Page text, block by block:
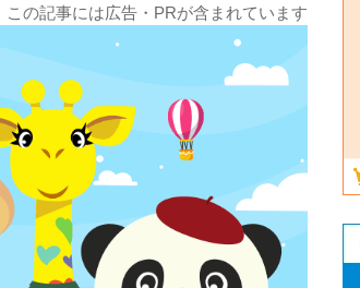
の記事には広告・PRが含まれています